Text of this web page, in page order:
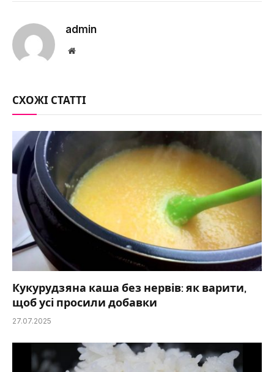
admin
Website
СХОЖІ СТАТТІ
Кукурудзяна каша без нервів: як варити,
щоб усі просили добавки
27.07.2025